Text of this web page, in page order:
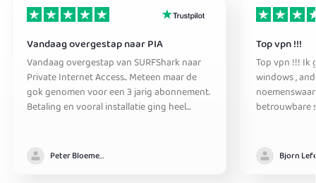
Vandaag overgestap naar PIA
Vandaag overgestap van SURFShark naar
Private Internet Access.. Meteen maar de
gok genomen voor een 3 jarig abonnement.
Betaling en vooral installatie ging heel
prima VPN aanbieder. Biedt genoeg
Peter Bloemendaal
Top vpn !!!
Top vpn !!! Ik
windows ,
noemenswaardige
betrouwbare
antivirus